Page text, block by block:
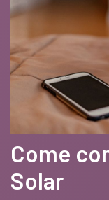
Come
Solar